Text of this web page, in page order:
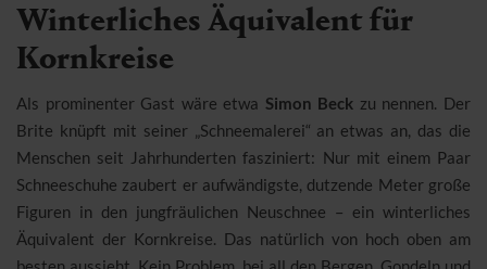
Winterliches Äquivalent für
Kornkreise
Als prominenter Gast wäre etwa Simon Beck zu nennen. Der
Brite knüpft mit seiner „Schneemalerei“ an etwas an, das die
Menschen seit Jahrhunderten fasziniert: Nur mit einem Paar
Schneeschuhe zaubert er aufwändigste, dutzende Meter große
Figuren in den jungfräulichen Neuschnee – ein winterliches
Äquivalent der Kornkreise. Das natürlich von hoch oben am